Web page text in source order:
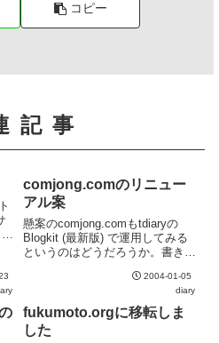
コピー
記事
comjong.comのリニュー
アル案
懸案のcomjong.comもtdiaryの
Blogkit (最新版) で運用してみる
というのはどうだろうか。書きや
は更新頻度が上がるかもしれな
2004-01-05
diary
fukumoto.orgに移転しま
した